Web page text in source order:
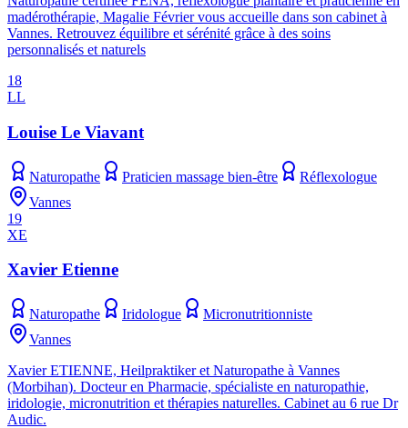
madérothérapie, Magalie Février vous accueille dans son cabinet à
Vannes. Retrouvez équilibre et sérénité grâce à des soins
personnalisés et naturels
18
LL
Louise Le Viavant
Naturopathe Praticien massage bien-être
Réflexologue
Vannes
19
XE
Xavier Etienne
Naturopathe Iridologue
Micronutritionniste
Vannes
Xavier ETIENNE, Heilpraktiker et Naturopathe à Vannes
(Morbihan). Docteur en Pharmacie, spécialiste en naturopathie,
iridologie, micronutrition et thérapies naturelles. Cabinet au 6 rue Dr
Audic.